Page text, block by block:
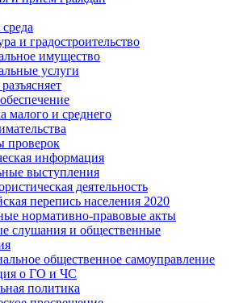
и градостроительство
имущество
услуги
малого и среднего
проверок
информация
выступления
деятельность
перепись населения 2020
нормативно-правовые акты
слушания и общественные
общественное самоуправление
о ГО и ЧС
политика